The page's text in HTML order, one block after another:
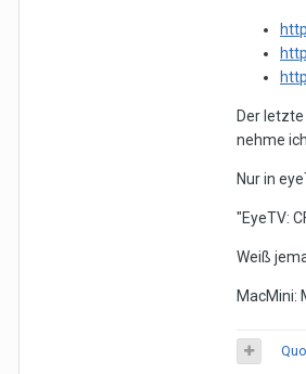
Der
nehme
Nur in
"EyeTV:
Weiß
MacMini: